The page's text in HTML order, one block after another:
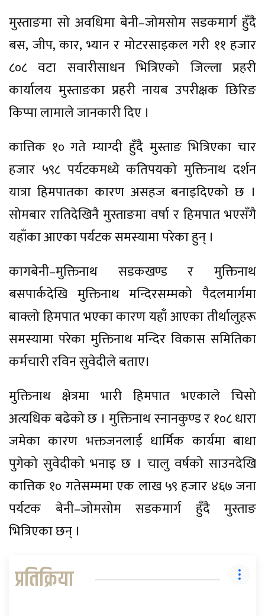
मुस्ताङमा सो अवधिमा बेनी–जोमसोम सडकमार्ग हुँदै
बस, जीप, कार, भ्यान र मोटरसाइकल गरी ११ हजार
८०८ वटा सवारीसाधन भित्रिएको जिल्ला प्रहरी
कार्यालय मुस्ताङका प्रहरी नायब उपरीक्षक छिरिङ
किप्पा लामाले जानकारी दिए ।
कात्तिक १० गते म्याग्दी हुँदै मुस्ताङ भित्रिएका चार
हजार ५९८ पर्यटकमध्ये कतिपयको मुक्तिनाथ दर्शन
यात्रा हिमपातका कारण असहज बनाइदिएको छ ।
सोमबार रातिदेखिनै मुस्ताङमा वर्षा र हिमपात भएसँगै
यहाँका आएका पर्यटक समस्यामा परेका हुन् ।
कागबेनी–मुक्तिनाथ सडकखण्ड र मुक्तिनाथ
बसपार्कदेखि मुक्तिनाथ मन्दिरसम्मको पैदलमार्गमा
बाक्लो हिमपात भएका कारण यहाँ आएका तीर्थालुहरू
समस्यामा परेका मुक्तिनाथ मन्दिर विकास समितिका
कर्मचारी रविन सुवेदीले बताए।
मुक्तिनाथ क्षेत्रमा भारी हिमपात भएकाले चिसो
अत्यधिक बढेको छ । मुक्तिनाथ स्नानकुण्ड र १०८ धारा
जमेका कारण भक्तजनलाई धार्मिक कार्यमा बाधा
पुगेको सुवेदीको भनाइ छ । चालु वर्षको साउनदेखि
कात्तिक १० गतेसम्ममा एक लाख ५९ हजार ४६७ जना
पर्यटक बेनी–जोमसोम सडकमार्ग हुँदै मुस्ताङ
भित्रिएका छन् ।
प्रतिक्रिया